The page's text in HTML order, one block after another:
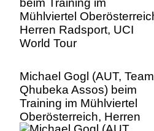
Michael Gogl (AUT, Team
Qhubeka Assos) beim
Training im Mühlviertel
Oberösterreich, Herren